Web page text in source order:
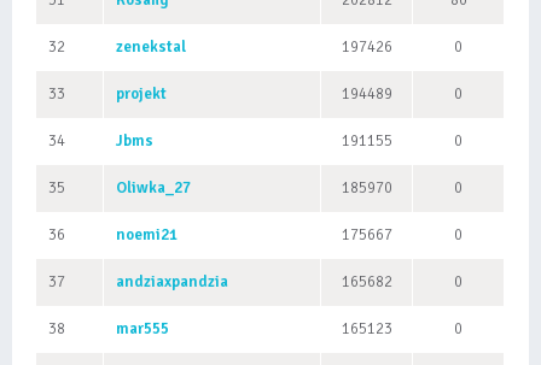
32 zenekstal 197426 0
33 projekt 194489 0
34 Jbms 191155 0
35 Oliwka_27 185970 0
36 noemi21 175667 0
37 andziaxpandzia 165682 0
38 mar555 165123 0